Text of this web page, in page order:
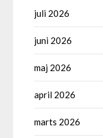
juli 2026
juni 2026
maj 2026
april 2026
marts 2026